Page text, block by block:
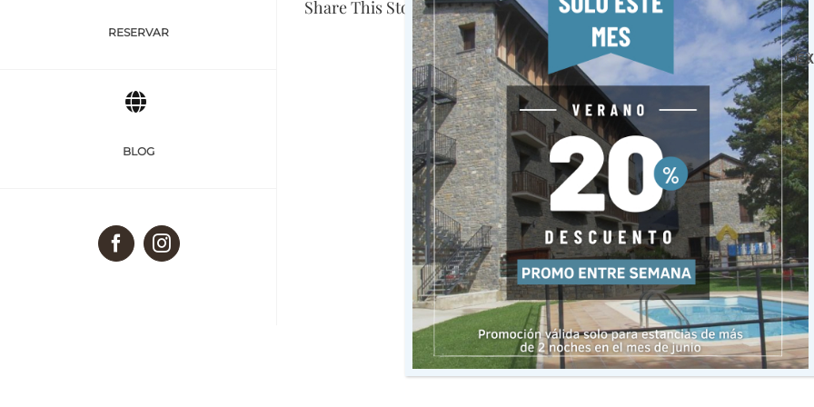
RESERVAR
BLOG
FacebookInstagram
Share This Story, Choose Your Platform!